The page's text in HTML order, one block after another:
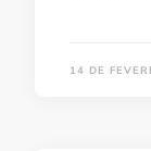
14 DE